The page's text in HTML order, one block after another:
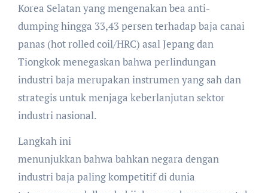
Korea Selatan yang mengenakan bea anti-
dumping hingga 33,43 persen terhadap baja canai
panas (hot rolled coil/HRC) asal Jepang dan
Tiongkok menegaskan bahwa perlindungan
industri baja merupakan instrumen yang sah dan
strategis untuk menjaga keberlanjutan sektor
industri nasional.
Langkah ini
menunjukkan bahwa bahkan negara dengan
industri baja paling kompetitif di dunia